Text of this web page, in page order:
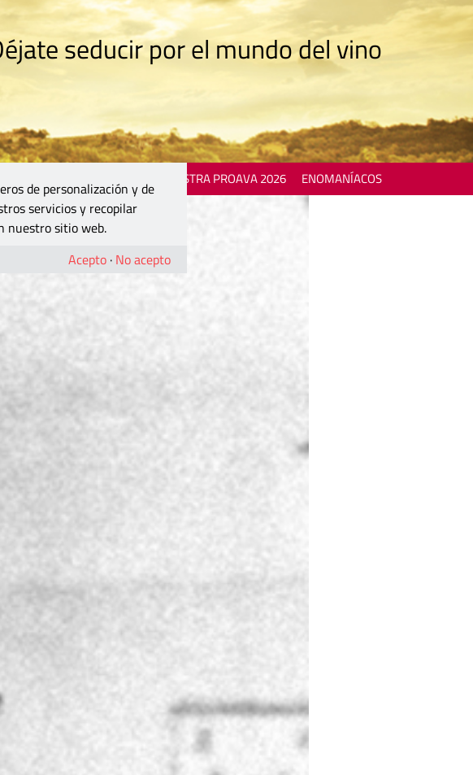
seducir por el mundo del vino
MOSTRA PROAVA 2026 ENOMANÍACOS
de personalización y de
servicios y recopilar
nuestro sitio web.
Acepto · No acepto